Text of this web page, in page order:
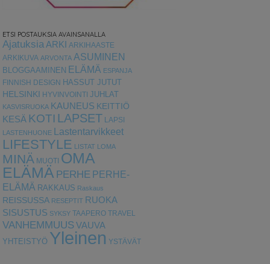
ETSI POSTAUKSIA AVAINSANALLA
AjatuksiaARKI ARKIHAASTE
ARKIKUVA ARVONTA ASUMINEN
BLOGGAAMINEN ELÄMÄ ESPANJA
FINNISH DESIGN HASSUT JUTUT
HELSINKI
HYVINVOINTI JUHLAT
KASVISRUOKA KAUNEUS KEITTIÖ
KESÄ KOTI LAPSET LAPSI
LASTENHUONE Lastentarvikkeet
LIFESTYLE LISTAT LOMA
MINÄ MUOTI OMA
ELÄMÄ PERHE PERHE-
ELÄMÄ RAKKAUS Raskaus
REISSUSSA RESEPTIT RUOKA
SISUSTUS SYKSY TAAPERO TRAVEL
VANHEMMUUS VAUVA
YHTEISTYÖ Yleinen YSTÄVÄT